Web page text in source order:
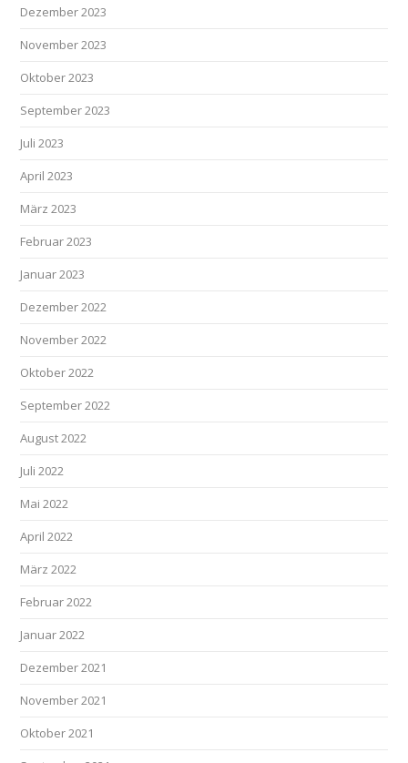
Dezember 2023
November 2023
Oktober 2023
September 2023
Juli 2023
April 2023
März 2023
Februar 2023
Januar 2023
Dezember 2022
November 2022
Oktober 2022
September 2022
August 2022
Juli 2022
Mai 2022
April 2022
März 2022
Februar 2022
Januar 2022
Dezember 2021
November 2021
Oktober 2021